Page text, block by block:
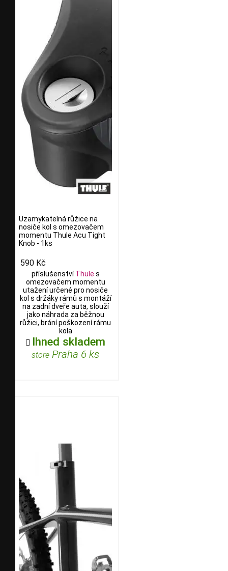
Uzamykatelná růžice na
nosiče kol s omezovačem
momentu Thule Acu Tight
Knob - 1ks
590 Kč
příslušenstvíThule s
omezovačem momentu
utažení určené pro nosiče
kol s držáky rámů s montáží
na zadní dveře auta, slouží
jako náhrada za běžnou
růžici, brání poškození rámu
kola
 Ihned skladem
store Praha 6 ks